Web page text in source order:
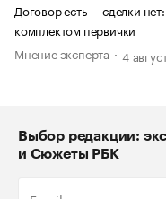
Договор есть — сделки
комплектом первички
Мнение эксперта
4
Выбор редакции:
и Сюжеты РБК